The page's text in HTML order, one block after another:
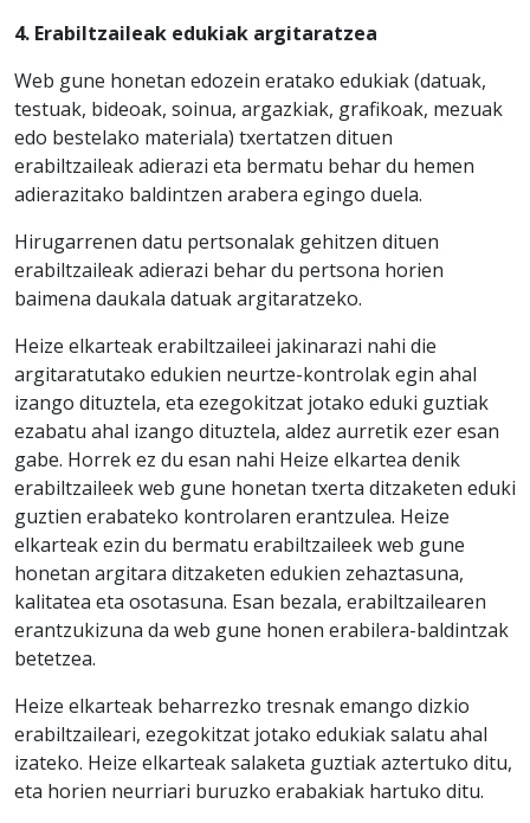
4. Erabiltzaileak edukiak argitaratzea
Web gune honetan edozein eratako edukiak (datuak,
testuak, bideoak, soinua, argazkiak, grafikoak, mezuak
edo bestelako materiala) txertatzen dituen
erabiltzaileak adierazi eta bermatu behar du hemen
adierazitako baldintzen arabera egingo duela.
Hirugarrenen datu pertsonalak gehitzen dituen
erabiltzaileak adierazi behar du pertsona horien
baimena daukala datuak argitaratzeko.
Heize elkarteak erabiltzaileei jakinarazi nahi die
argitaratutako edukien neurtze-kontrolak egin ahal
izango dituztela, eta ezegokitzat jotako eduki guztiak
ezabatu ahal izango dituztela, aldez aurretik ezer esan
gabe. Horrek ez du esan nahi Heize elkartea denik
erabiltzaileek web gune honetan txerta ditzaketen eduki
guztien erabateko kontrolaren erantzulea. Heize
elkarteak ezin du bermatu erabiltzaileek web gune
honetan argitara ditzaketen edukien zehaztasuna,
kalitatea eta osotasuna. Esan bezala, erabiltzailearen
erantzukizuna da web gune honen erabilera-baldintzak
betetzea.
Heize elkarteak beharrezko tresnak emango dizkio
erabiltzaileari, ezegokitzat jotako edukiak salatu ahal
izateko. Heize elkarteak salaketa guztiak aztertuko ditu,
eta horien neurriari buruzko erabakiak hartuko ditu.